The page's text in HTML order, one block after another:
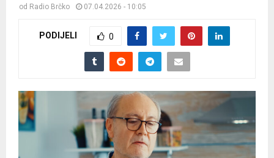
od Radio Brčko 07.04.2026 - 10:05
PODIJELI 0